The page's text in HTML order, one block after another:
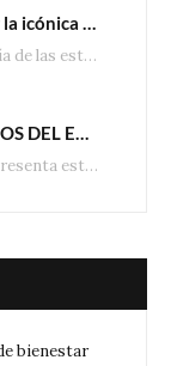
Amuletos astrales y la icónica colección Zodiaque de Van Cleef & Arpels
Fascinada por la poesía de las estrellas, la Maison Van Cleef & Arpels celebra la llegada de las…
ESTRENOS «ROSTROS DEL ENGAÑO», ESPECIAL DE LIFETIME MOVIES DONDE NADA NI NADIE ES LO QUE PARECE
En agosto, Lifetime presenta estrenos exclusivos con historias donde las apariencias esconden los secretos más…
bienestar